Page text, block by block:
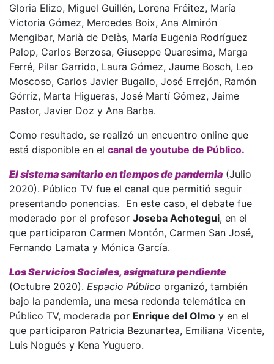
Gloria Elizo, Miguel Guillén, Lorena Fréitez, María
Victoria Gómez, Mercedes Boix, Ana Almirón
Mengibar, Marià de Delàs, María Eugenia Rodríguez
Palop, Carlos Berzosa, Giuseppe Quaresima, Marga
Ferré, Pilar Garrido, Laura Gómez, Jaume Bosch, Leo
Moscoso, Carlos Javier Bugallo, José Errejón, Ramón
Górriz, Marta Higueras, José Martí Gómez, Jaime
Pastor, Javier Doz y Ana Barba.
Como resultado, se realizó un encuentro online que
está disponible en el canal de youtube de Público.
El sistema sanitario en tiempos de pandemia (Julio
2020). Público TV fue el canal que permitió seguir
presentando ponencias. En este caso, el debate fue
moderado por el profesor Joseba Achotegui, en el
que participaron Carmen Montón, Carmen San José,
Fernando Lamata y Mónica García.
Los Servicios Sociales, asignatura pendiente
(Octubre 2020). Espacio Público organizó, también
bajo la pandemia, una mesa redonda telemática en
Público TV, moderada por Enrique del Olmo y en el
que participaron Patricia Bezunartea, Emiliana Vicente,
Luis Nogués y Kena Yuguero.